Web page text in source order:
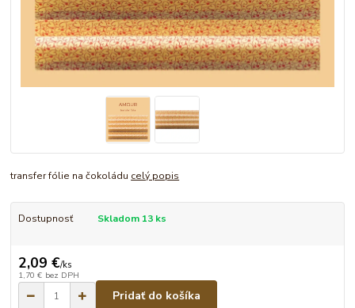
transfer fólie na čokoládu celý popis
Dostupnosť Skladom 13 ks
2,09 €/ks
1,70 € bez DPH
Pridať do košíka